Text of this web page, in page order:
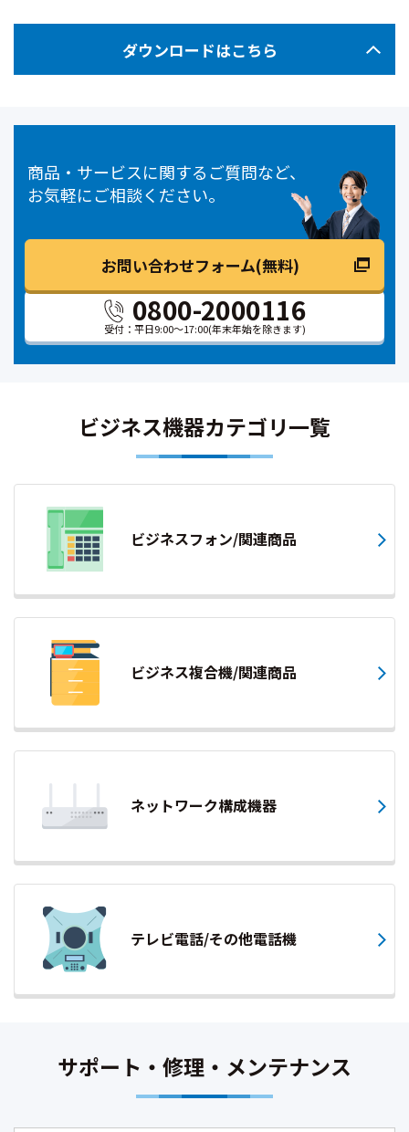
ダウンロードはこちら
商品・サービスに関するご質問など、
お気軽にご相談ください。
0800-2000116
受付：平日9:00～17:00(年末年始を除きます)
お問い合わせフォーム(無料)
ビジネス機器カテゴリ一覧
ビジネスフォン/関連商品
ビジネス複合機/関連商品
ネットワーク構成機器
テレビ電話/その他電話機
サポート・修理・メンテナンス